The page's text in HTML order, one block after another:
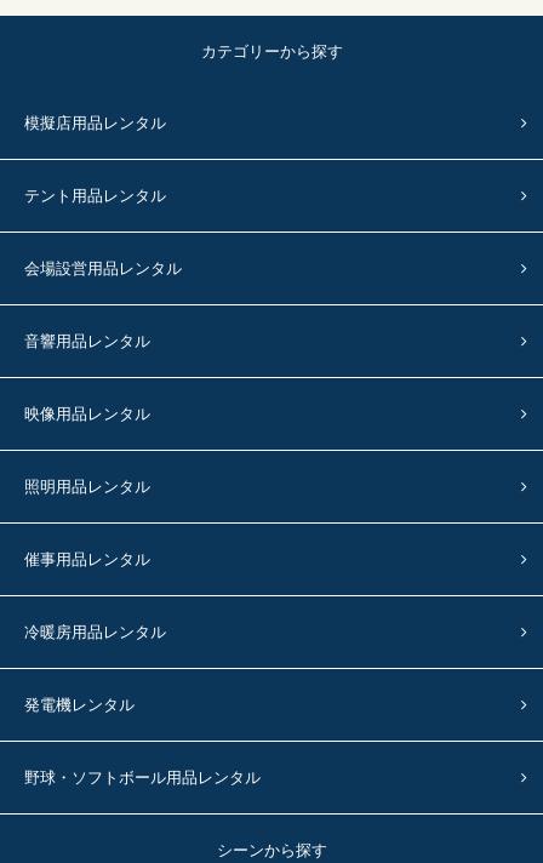
カテゴリーから探す
模擬店用品レンタル
テント用品レンタル
会場設営用品レンタル
音響用品レンタル
映像用品レンタル
照明用品レンタル
催事用品レンタル
冷暖房用品レンタル
発電機レンタル
野球・ソフトボール用品レンタル
シーンから探す